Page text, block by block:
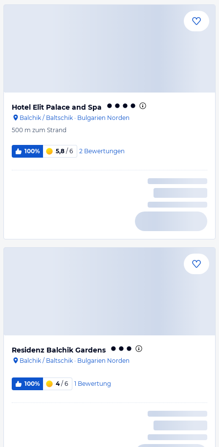
Hotel Elit Palace and Spa
Balchik / Baltschik · Bulgarien Norden
500 m zum Strand
100% 5,8 / 6 2 Bewertungen
Residenz Balchik Gardens
Balchik / Baltschik · Bulgarien Norden
100% 4/ 6 1 Bewertung